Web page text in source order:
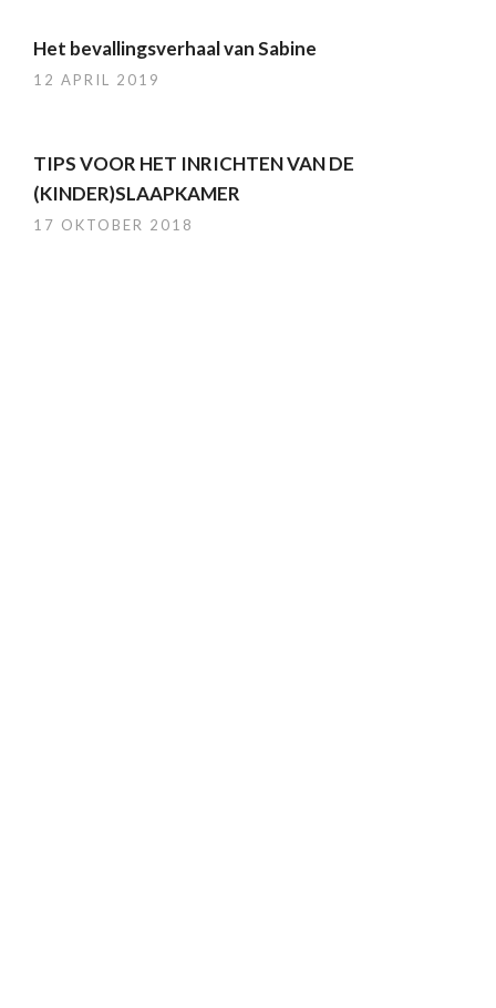
Het bevallingsverhaal van Sabine
12 APRIL 2019
TIPS VOOR HET INRICHTEN VAN DE
(KINDER)SLAAPKAMER
17 OKTOBER 2018